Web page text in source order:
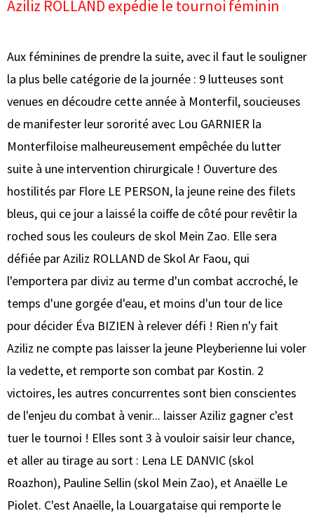
Aziliz ROLLAND expédie le tournoi féminin
Aux féminines de prendre la suite, avec il faut le souligner
la plus belle catégorie de la journée : 9 lutteuses sont
venues en découdre cette année à Monterfil, soucieuses
de manifester leur sororité avec Lou GARNIER la
Monterfiloise malheureusement empêchée du lutter
suite à une intervention chirurgicale ! Ouverture des
hostilités par Flore LE PERSON, la jeune reine des filets
bleus, qui ce jour a laissé la coiffe de côté pour revêtir la
roched sous les couleurs de skol Mein Zao. Elle sera
défiée par Aziliz ROLLAND de Skol Ar Faou, qui
l'emportera par diviz au terme d'un combat accroché, le
temps d'une gorgée d'eau, et moins d'un tour de lice
pour décider Éva BIZIEN à relever défi ! Rien n'y fait
Aziliz ne compte pas laisser la jeune Pleyberienne lui voler
la vedette, et remporte son combat par Kostin. 2
victoires, les autres concurrentes sont bien conscientes
de l'enjeu du combat à venir... laisser Aziliz gagner c'est
tuer le tournoi ! Elles sont 3 à vouloir saisir leur chance,
et aller au tirage au sort : Lena LE DANVIC (skol
Roazhon), Pauline Sellin (skol Mein Zao), et Anaëlle Le
Piolet. C'est Anaëlle, la Louargataise qui remporte le